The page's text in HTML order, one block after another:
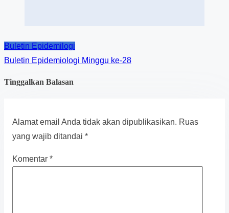
Buletin Epidemilogi
Buletin Epidemiologi Minggu ke-28
Tinggalkan Balasan
Alamat email Anda tidak akan dipublikasikan. Ruas
yang wajib ditandai *
Komentar *